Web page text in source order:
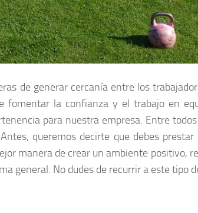
de generar cercanía entre los
fomentar la confianza y el trabajo en
para nuestra empresa. Entre
queremos decirte que debes
manera de crear un ambiente positivo,
general. No dudes de recurrir a este tipo